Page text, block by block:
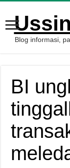
Blog informasi,
BI